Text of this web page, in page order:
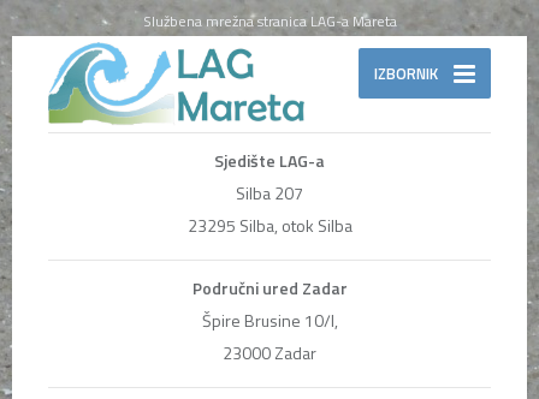
Službena mrežna stranica LAG-a Mareta
IZBORNIK
Sjedište LAG-a
Silba 207
23295 Silba, otok Silba
Područni ured Zadar
Špire Brusine 10/I,
23000 Zadar